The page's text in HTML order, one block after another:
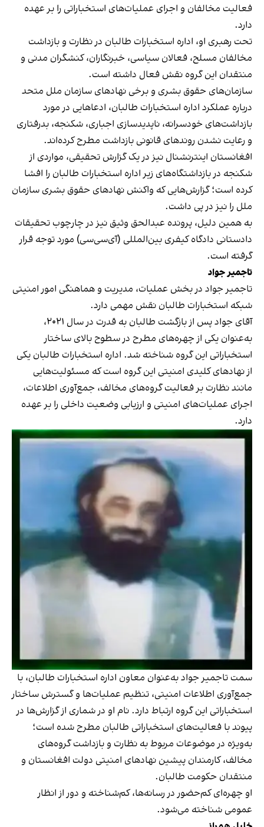
فعالیت مخالفان و اجرای عملیات‌های استخباراتی را بر عهده
دارد.
تحت رهبری او، اداره استخبارات طالبان در نظارت و بازداشت
مخالفان مسلح، فعالان سیاسی، خبرنگاران، کنشگران مدنی و
منتقدان این گروه نقش فعال داشته است.
سازمان‌های حقوق بشری و برخی نهادهای سازمان ملل متحد
درباره عملکرد اداره استخبارات طالبان، ادعاهایی در مورد
بازداشت‌های خودسرانه، ناپدیدسازی اجباری، شکنجه، بدرفتاری
و رعایت نشدن روندهای قانونی بازداشت مطرح کرده‌اند.
افغانستان اینترنشنال نیز در یک گزارش تحقیقی، مواردی از
شکنجه در بازداشتگاه‌های زیر اداره استخبارات طالبان را افشا
کرده است؛ گزارش‌هایی که واکنش نهادهای حقوق بشری سازمان
ملل را نیز در پی داشت.
به همین دلیل، پرونده عبدالحق وثیق نیز در چارچوب تحقیقات
دادستانی دادگاه کیفری بین‌المللی (آی‌سی‌سی) مورد توجه قرار
گرفته است.
تاجمیر جواد
تاجمیر جواد در بخش عملیات، مدیریت و هماهنگی امور امنیتی
شبکه استخبارات طالبان نقش مهمی دارد.
آقای جواد پس از بازگشت طالبان به قدرت در سال ۲۰۲۱،
به‌عنوان یکی از چهره‌های مطرح در سطوح بالای ساختار
استخباراتی این گروه شناخته شد. اداره استخبارات طالبان یکی
از نهادهای کلیدی امنیتی این گروه است که مسئولیت‌هایی
مانند نظارت بر فعالیت گروه‌های مخالف، جمع‌آوری اطلاعات،
اجرای عملیات‌های امنیتی و ارزیابی وضعیت داخلی را بر عهده
دارد.
سمت تاجمیر جواد به‌عنوان معاون اداره استخبارات طالبان، با
جمع‌آوری اطلاعات امنیتی، تنظیم عملیات‌ها و گسترش ساختار
استخباراتی این گروه ارتباط دارد. نام او در شماری از گزارش‌ها در
پیوند با فعالیت‌های استخباراتی طالبان مطرح شده است؛
به‌ویژه در موضوعات مربوط به نظارت و بازداشت گروه‌های
مخالف، کارمندان پیشین نهادهای امنیتی دولت افغانستان و
منتقدان حکومت طالبان.
او چهره‌ای کم‌حضور در رسانه‌ها، کم‌شناخته و دور از انظار
عمومی شناخته می‌شود.